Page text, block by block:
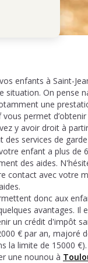
enfants à Saint-
On pense
une
permet
y avoir droit à
services de
enfant a plus de
des aides.
contact avec votre
donc aux
avantages.
un crédit d'impôt
€ par an, majoré
la limite de 15000 €).
une nounou à